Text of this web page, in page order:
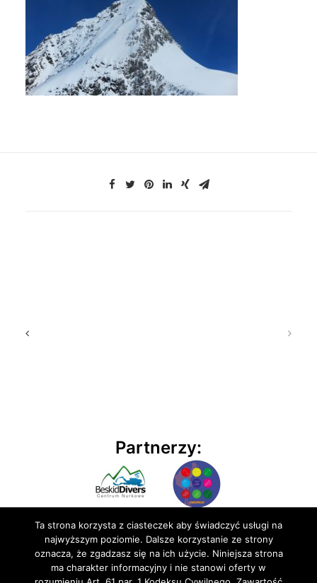
Partnerzy:
Ta strona korzysta z ciasteczek aby świadczyć usługi na
najwyższym poziomie. Dalsze korzystanie ze strony
oznacza, że zgadzasz się na ich użycie. Niniejsza strona
ma charakter informacyjny i nie stanowi oferty w